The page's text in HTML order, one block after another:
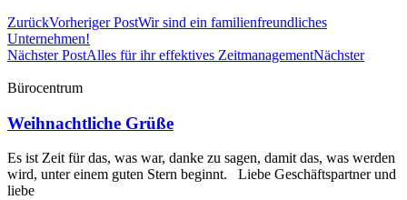
ZurückVorheriger PostWir sind ein familienfreundliches
Unternehmen!
Nächster PostAlles für ihr effektives ZeitmanagementNächster
Bürocentrum
Weihnachtliche Grüße
Es ist Zeit für das, was war, danke zu sagen, damit das, was werden
wird, unter einem guten Stern beginnt. Liebe Geschäftspartner und
liebe